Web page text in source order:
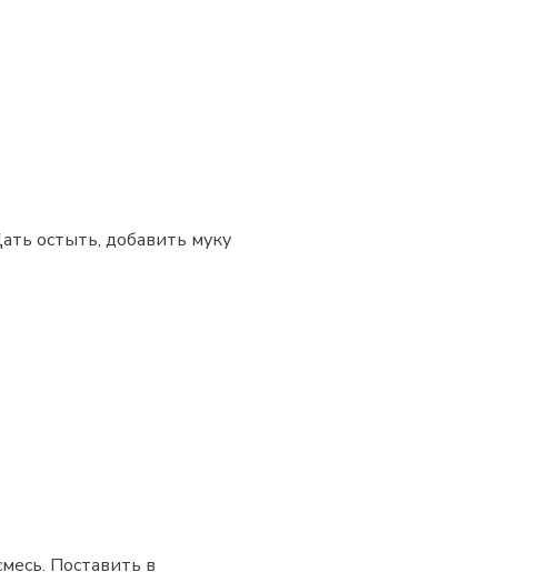
остыть, добавить муку
Поставить в